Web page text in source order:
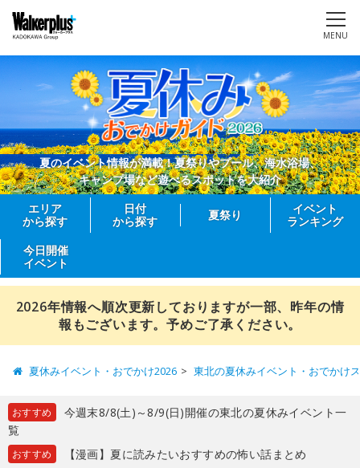
MENU
夏のイベント情報が満載！夏祭りやプール、海水浴場、
キャンプ場など遊べるスポットを大紹介
エリア
から探す
日付
から探す
夏祭り
イベント
ランキング
今日開催
イベント
2026年情報へ順次更新しておりますが一部、昨年の情
報もございます。予めご了承ください。
夏休みイベント・おでかけ2026 東北の夏休みイベント・おでかけ
おすすめ
今週末8/8(土)～8/9(日)開催の東北の夏休みイベント一
覧
おすすめ 【漫画】夏に読みたいおすすめの怖い話まとめ